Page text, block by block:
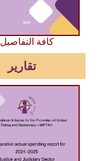
كافة التفاصيل
تقارير